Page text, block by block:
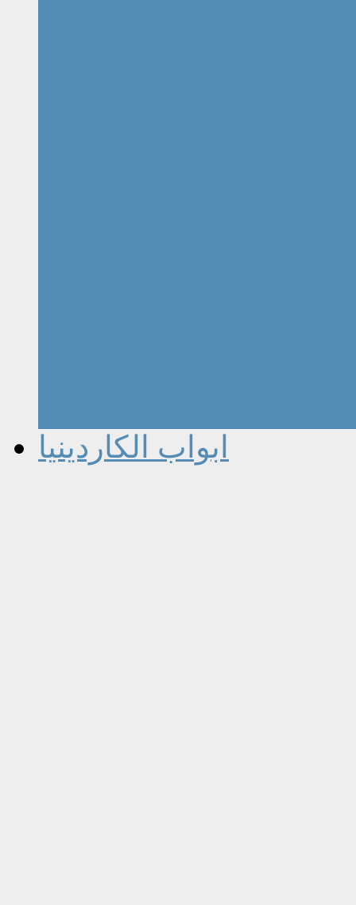
ابواب الكاردينيا